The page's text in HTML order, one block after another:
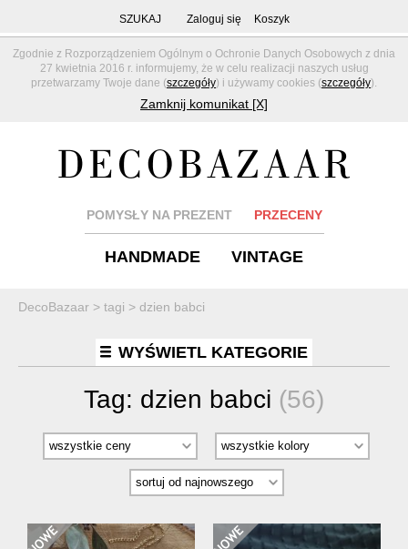
Zgodnie z Rozporządzeniem Ogólnym o Ochronie Danych Osobowych z dnia
27 kwietnia 2016 r. informujemy, że w celu realizacji naszych usług
przetwarzamy Twoje dane (szczegóły) i używamy cookies (szczegóły).
Zamknij komunikat [X]
SZUKAJ Zaloguj się Koszyk
POMYSŁY NA PREZENT PRZECENY
HANDMADE VINTAGE
DecoBazaar > tagi > dzien babci
WYŚWIETL KATEGORIE
Tag: dzien babci (56)